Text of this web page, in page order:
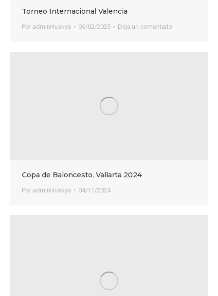
Torneo Internacional Valencia
Por adminHuskys 05/02/2025 Deja un comentario
Copa de Baloncesto, Vallarta 2024
Por adminHuskys 04/11/2024